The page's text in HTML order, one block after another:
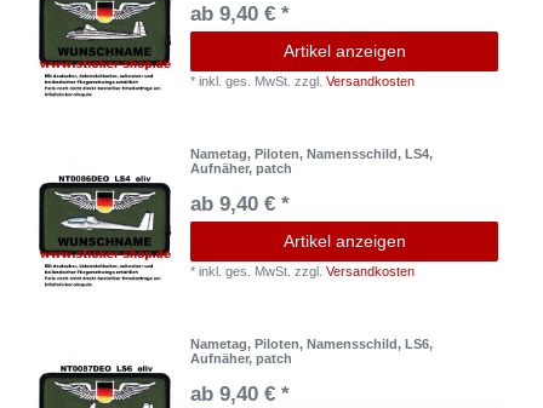
ab 9,40 € *
Artikel anzeigen
*inkl. ges. MwSt. zzgl.Versandkosten
Nametag, Piloten, Namensschild, LS4,
Aufnäher, patch
ab 9,40 € *
Artikel anzeigen
*inkl. ges. MwSt. zzgl.Versandkosten
Nametag, Piloten, Namensschild, LS6,
Aufnäher, patch
ab 9,40 € *